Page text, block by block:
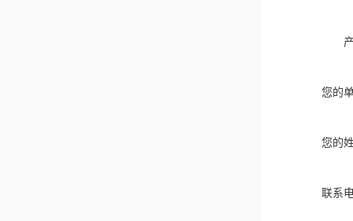
您的
您的
联系